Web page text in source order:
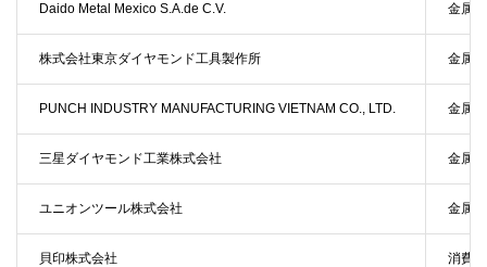
Daido Metal Mexico S.A.de C.V. 金属
株式会社東京ダイヤモンド工具製作所 金属
PUNCH INDUSTRY MANUFACTURING VIETNAM CO., LTD. 金属
三星ダイヤモンド工業株式会社 金属
ユニオンツール株式会社 金属
貝印株式会社 消費財